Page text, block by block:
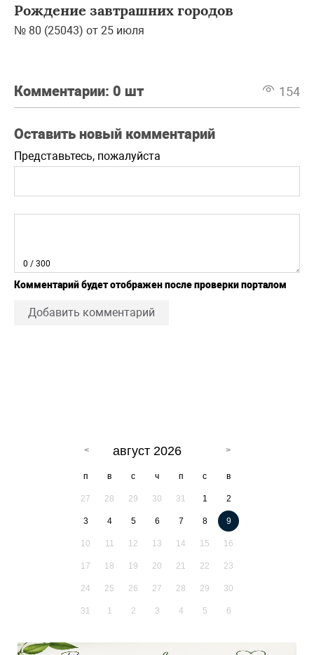
Рождение завтрашних городов
№ 80 (25043) от 25 июля
Комментарии: 0 шт 154
Оставить новый комментарий
Представьтесь, пожалуйста
0 / 300
Комментарий будет отображен после проверки порталом
Добавить комментарий
август 2026
п в с ч п с в
27 28 29 30 31 1 2
3 4 5 6 7 8 9
10 11 12 13 14 15 16
17 18 19 20 21 22 23
24 25 26 27 28 29 30
31 1 2 3 4 5 6